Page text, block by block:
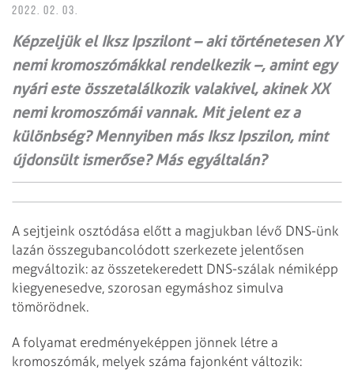
2022. 02. 03.
Képzeljük el Iksz Ipszilont – aki történetesen XY
nemi kromoszómákkal rendelkezik –, amint egy
nyári este összetalálkozik valakivel, akinek XX
nemi kromoszómái vannak. Mit jelent ez a
különbség? Mennyiben más Iksz Ipszilon, mint
újdonsült ismerőse? Más egyáltalán?
A sejtjeink osztódása előtt a magjukban lévő DNS-ünk
lazán összegubancolódott szerkezete jelentősen
megváltozik: az összetekeredett DNS-szálak némiképp
kiegyenesedve, szorosan egymáshoz simulva
tömörödnek.
A folyamat eredményeképpen jönnek létre a
kromoszómák, melyek száma fajonként változik: